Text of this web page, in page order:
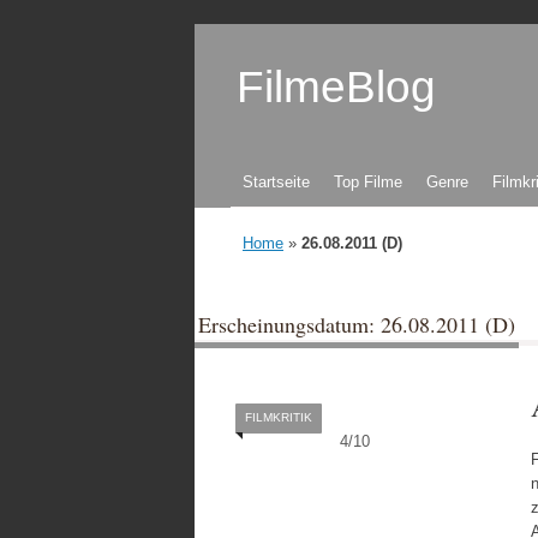
FilmeBlog
Zum Inhalt springen
Startseite Top Filme Genre
Home » 26.08.2011 (D)
Erscheinungsdatum: 26.08.2011 (D)
4/10
FILMKRITIK